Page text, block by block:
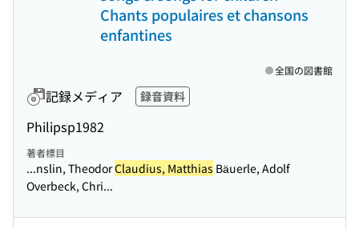
Chants populaires et chansons
enfantines
記録メディア 録音資料
Philipsp1982
全国の図書館
著者標目
...nslin, TheodorClaudius, Matthias Bäuerle, Adolf
Overbeck, Chri...